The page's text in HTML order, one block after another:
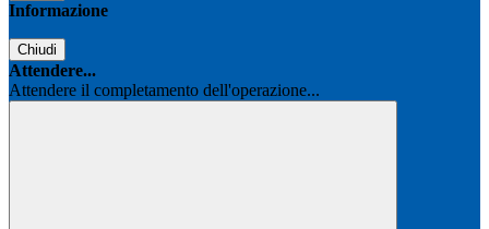
Informazione
Chiudi
Attendere...
Attendere il completamento dell'operazione...